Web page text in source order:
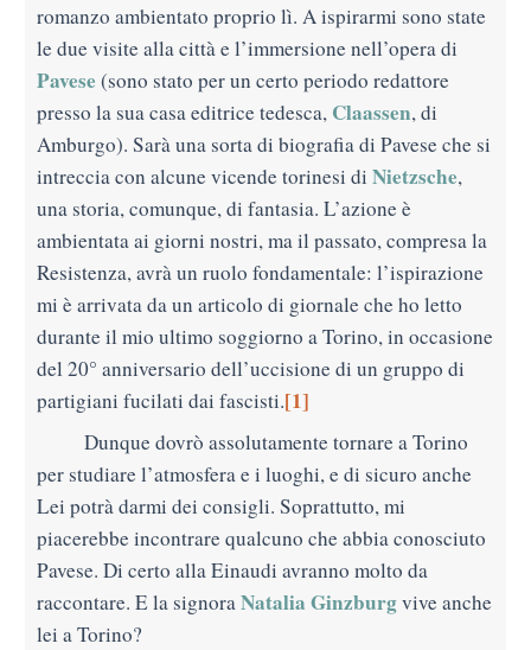
romanzo ambientato proprio lì. A ispirarmi sono state
le due visite alla città e l’immersione nell’opera di
Pavese (sono stato per un certo periodo redattore
presso la sua casa editrice tedesca, Claassen, di
Amburgo). Sarà una sorta di biografia di Pavese che si
intreccia con alcune vicende torinesi di Nietzsche,
una storia, comunque, di fantasia. L’azione è
ambientata ai giorni nostri, ma il passato, compresa la
Resistenza, avrà un ruolo fondamentale: l’ispirazione
mi è arrivata da un articolo di giornale che ho letto
durante il mio ultimo soggiorno a Torino, in occasione
del 20° anniversario dell’uccisione di un gruppo di
partigiani fucilati dai fascisti.[1]
Dunque dovrò assolutamente tornare a Torino
per studiare l’atmosfera e i luoghi, e di sicuro anche
Lei potrà darmi dei consigli. Soprattutto, mi
piacerebbe incontrare qualcuno che abbia conosciuto
Pavese. Di certo alla Einaudi avranno molto da
raccontare. E la signoraNatalia Ginzburgvive anche
lei a Torino?